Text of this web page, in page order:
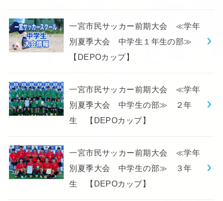
一宮市民サッカー前期大会 ≪学年
別夏季大会 中学生１年生の部≫
【DEPOカップ】
一宮市民サッカー前期大会 ≪学年
別夏季大会 中学生の部≫ ２年
生 【DEPOカップ】
一宮市民サッカー前期大会 ≪学年
別夏季大会 中学生の部≫ ３年
生 【DEPOカップ】